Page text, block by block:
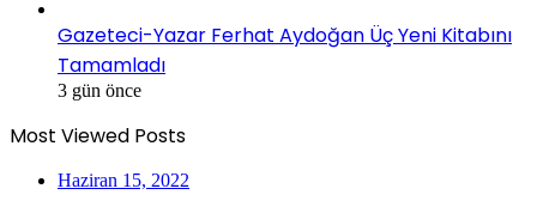
Gazeteci-Yazar Ferhat Aydoğan Üç Yeni Kitabını
Tamamladı
3 gün önce
Most Viewed Posts
Haziran 15, 2022